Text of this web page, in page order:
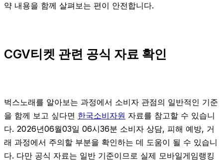
약 내용을 함께 살펴보는 편이 안전합니다.
CGV티켓 관련 공식 자료 확인
벅스노래를 알아보는 과정에서 소비자 관점의 일반적인 기준
을 함께 보고 싶다면 한국소비자원 자료를 참고할 수 있습니
다. 2026년06월03일 06시36분 소비자 상담, 피해 예방, 거
래 과정에서 주의할 부분을 확인하는 데 도움이 될 수 있습니
다. 다만 공식 자료는 일반 기준이므로 실제 모바일게임랭킹